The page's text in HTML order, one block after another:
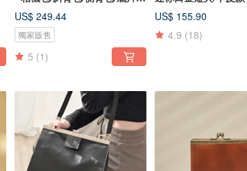
包
US$ 249.44
獨家販售
5 (1)
US$ 155.90
4.9 (18)